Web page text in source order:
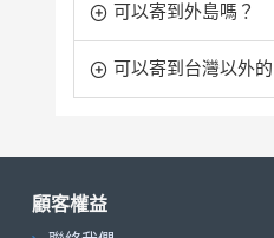
可以寄到外島嗎？
可以寄到台灣以外
顧客權益